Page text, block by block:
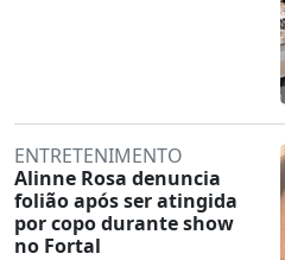
ENTRETENIMENTO
Alinne Rosa denuncia
folião após ser atingida
por copo durante show
no Fortal